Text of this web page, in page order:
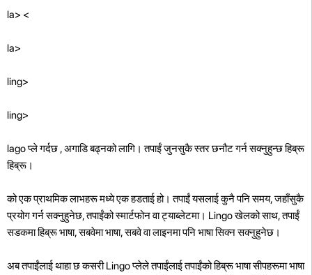
la> <
la>
ling>
ling>
lago प्ले गर्दछ , अगाडि बढ्नको लागि। तपाईं जुनसुकै स्तर छनौट गर्न सक्नुहुन्छ हिब्रू
हिब्रू।
को एक प्राथमिक लाभहरू मध्ये एक हडताई हो। तपाईं यसलाई कुनै पनि समय, जहाँसुकै
प्रयोग गर्न सक्नुहुनेछ, तपाईंको स्मार्टफोन वा ट्याब्लेटमा। Lingo खेलको साथ, तपाईं
सडकमा हिब्रू भाषा, सबवेमा भाषा, सबवे वा लाइनमा पनि भाषा सिक्न सक्नुहुनेछ।
अब तपाईंलाई थाहा छ कसरी Lingo प्लेले तपाईंलाई तपाईंको हिब्रू भाषा सीपहरूमा भाषा